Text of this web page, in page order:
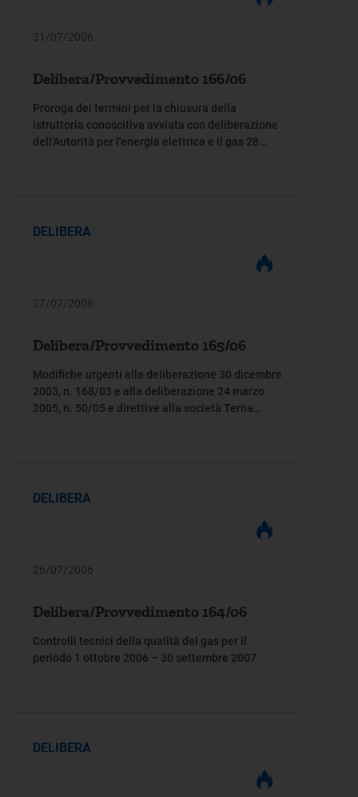
31/07/2006
Delibera/Provvedimento 166/06
Proroga dei termini per la chiusura della
istruttoria conoscitiva avviata con deliberazione
dell'Autorità per l'energia elettrica e il gas 28
DELIBERA
27/07/2006
Delibera/Provvedimento 165/06
Modifiche urgenti alla deliberazione 30 dicembre
2003, n. 168/03 e alla deliberazione 24 marzo
2005, n. 50/05 e direttive alla società Terna
DELIBERA
26/07/2006
Delibera/Provvedimento 164/06
Controlli tecnici della qualità del gas per il
periodo 1 ottobre 2006 – 30 settembre 2007
DELIBERA